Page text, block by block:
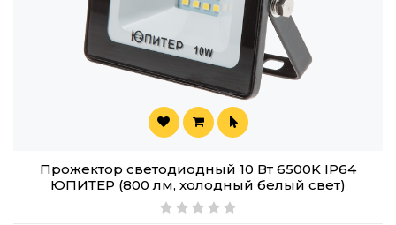
Прожектор светодиодный 10 Вт 6500K IP64
ЮПИТЕР (800 лм, холодный белый свет)